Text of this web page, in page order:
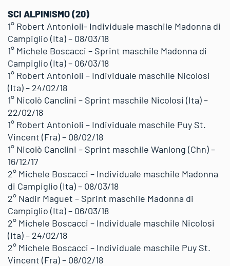
SCI ALPINISMO (20)
1° Robert Antonioli- Individuale maschile Madonna di
Campiglio (Ita) – 08/03/18
1° Michele Boscacci – Sprint maschile Madonna di
Campiglio (Ita) – 06/03/18
1° Robert Antonioli – Individuale maschile Nicolosi
(Ita) – 24/02/18
1° Nicolò Canclini – Sprint maschile Nicolosi (Ita) –
22/02/18
1° Robert Antonioli – Individuale maschile Puy St.
Vincent (Fra) – 08/02/18
1° Nicolò Canclini – Sprint maschile Wanlong (Chn) –
16/12/17
2° Michele Boscacci – Individuale maschile Madonna
di Campiglio (Ita) – 08/03/18
2° Nadir Maguet – Sprint maschile Madonna di
Campiglio (Ita) – 06/03/18
2° Michele Boscacci – Individuale maschile Nicolosi
(Ita) – 24/02/18
2° Michele Boscacci – Individuale maschile Puy St.
Vincent (Fra) – 08/02/18